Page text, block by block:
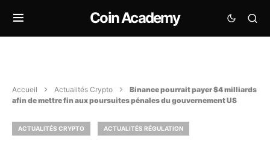
Coin Academy
Accueil Actualités Crypto
Binance pourrait payer $4 milliards
afin de mettre fin aux poursuites pénales du gouvernement US
ACTUALITÉS CRYPTO ACTUALITÉS RÉGULATION